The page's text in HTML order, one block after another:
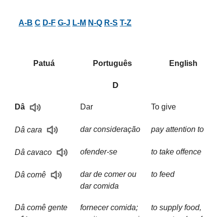
A-B C D-F G-J L-M N-Q R-S T-Z
Patuá Português English
D
Dâ Dar To give
Dâ cara dar consideração pay attention to
Dâ cavaco ofender-se to take offence
Dâ comê
dar de comer ou
dar comida
to feed
Dâ comê gente
fornecer comida;
to supply food,